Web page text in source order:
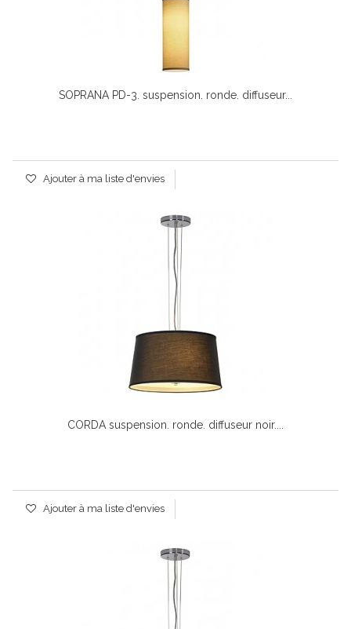
SOPRANA PD-3. suspension. ronde. diffuseur...
Ajouter à ma liste d'envies
CORDA suspension. ronde. diffuseur noir....
Ajouter à ma liste d'envies